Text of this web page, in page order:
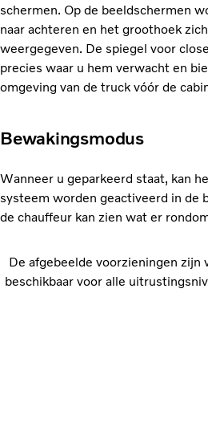
schermen. Op de beeldschermen
naar achteren en het groothoek
weergegeven. De spiegel voor
precies waar u hem verwacht en
omgeving van de truck vóór de
Bewakingsmodus
Wanneer u geparkeerd staat, kan
systeem worden geactiveerd in de
de chauffeur kan zien wat er
De afgebeelde voorzieningen
beschikbaar voor alle